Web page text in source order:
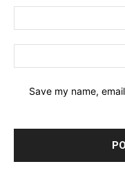
Save my name,